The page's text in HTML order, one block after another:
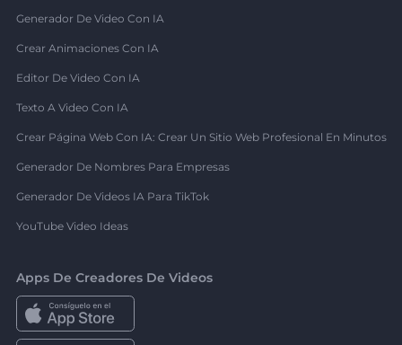
Generador De Video Con IA
Crear Animaciones Con IA
Editor De Video Con IA
Texto A Video Con IA
Crear Página Web Con IA: Crear Un Sitio Web Profesional En Minutos
Generador De Nombres Para Empresas
Generador De Videos IA Para TikTok
YouTube Video Ideas
Apps De Creadores De Videos